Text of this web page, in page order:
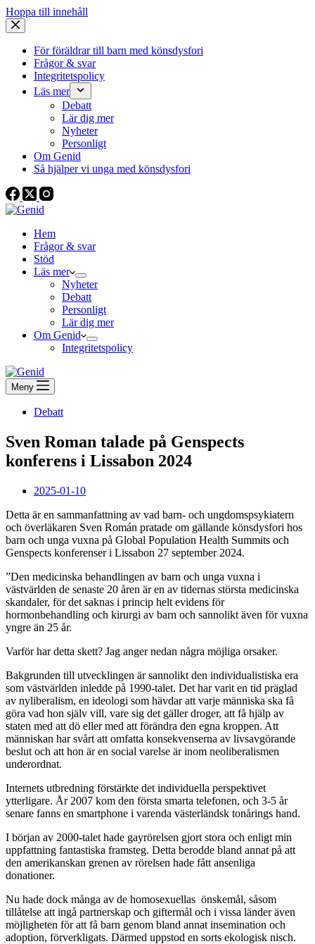
Hoppa till innehåll
För föräldrar till barn med könsdysfori
Frågor & svar
Integritetspolicy
Läs mer
Debatt
Lär dig mer
Nyheter
Personligt
Om Genid
Så hjälper vi unga med könsdysfori
Hem
Frågor & svar
Stöd
Läs mer
Nyheter
Debatt
Personligt
Lär dig mer
Om Genid
Integritetspolicy
Meny
Debatt
Sven Roman talade på Genspects
konferens i Lissabon 2024
2025-01-10
Detta är en sammanfattning av vad barn- och ungdomspsykiatern
och överläkaren Sven Román pratade om gällande könsdysfori hos
barn och unga vuxna på Global Population Health Summits och
Genspects konferenser i Lissabon 27 september 2024.
”Den medicinska behandlingen av barn och unga vuxna i
västvärlden de senaste 20 åren är en av tidernas största medicinska
skandaler, för det saknas i princip helt evidens för
hormonbehandling och kirurgi av barn och sannolikt även för vuxna
yngre än 25 år.
Varför har detta skett? Jag anger nedan några möjliga orsaker.
Bakgrunden till utvecklingen är sannolikt den individualistiska era
som västvärlden inledde på 1990-talet. Det har varit en tid präglad
av nyliberalism, en ideologi som hävdar att varje människa ska få
göra vad hon själv vill, vare sig det gäller droger, att få hjälp av
staten med att dö eller med att förändra den egna kroppen. Att
människan har svårt att omfatta konsekvenserna av livsavgörande
beslut och att hon är en social varelse är inom neoliberalismen
underordnat.
Internets utbredning förstärkte det individuella perspektivet
ytterligare. År 2007 kom den första smarta telefonen, och 3-5 år
senare fanns en smartphone i varenda västerländsk tonårings hand.
I början av 2000-talet hade gayrörelsen gjort stora och enligt min
uppfattning fantastiska framsteg. Detta berodde bland annat på att
den amerikanskan grenen av rörelsen hade fått ansenliga
donationer.
Nu hade dock många av de homosexuellas önskemål, såsom
tillåtelse att ingå partnerskap och giftermål och i vissa länder även
möjligheten för att få barn genom bland annat insemination och
adoption, förverkligats. Därmed uppstod en sorts ekologisk nisch.